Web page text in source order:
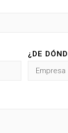
¿DE